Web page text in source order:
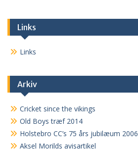
Links
Links
Arkiv
Cricket since the vikings
Old Boys træf 2014
Holstebro CC’s 75 års jubilæum 2006
Aksel Morilds avisartikel